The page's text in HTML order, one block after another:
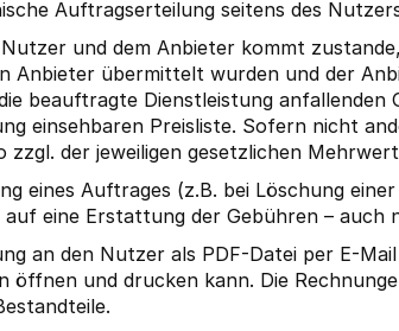
Auftragserteilung seitens des
und dem Anbieter kommt
Anbieter übermittelt wurden und der
beauftragte Dienstleistung anfallenden
einsehbaren Preisliste. Sofern nicht
der jeweiligen gesetzlichen
eines Auftrages (z.B. bei Löschung einer
eine Erstattung der Gebühren – auch
an den Nutzer als PDF-Datei per E-
öffnen und drucken kann. Die